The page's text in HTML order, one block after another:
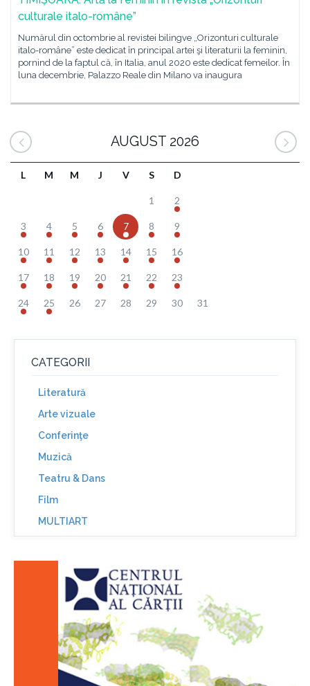
culturale italo-române”
Numărul din octombrie al revistei bilingve „Orizonturi culturale
italo-române” este dedicat în principal artei şi literaturii la feminin,
pornind de la faptul că, în Italia, anul 2020 este dedicat femeilor. În
luna decembrie, Palazzo Reale din Milano va inaugura
AUGUST 2026
L M M J V S D
1 2
3 4 5 6 7 8 9
10 11 12 13 14 15 16
17 18 19 20 21 22 23
24 25 26 27 28 29 30 31
CATEGORII
Literatură
Arte vizuale
Conferinţe
Muzică
Teatru & Dans
Film
MULTIART